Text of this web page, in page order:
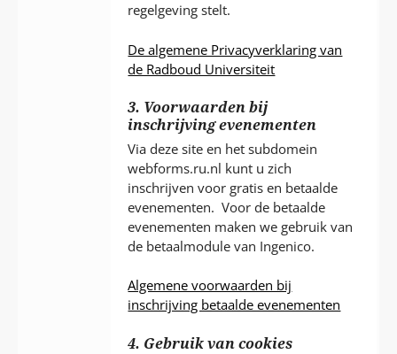
regelgeving stelt.
De algemene Privacyverklaring van
de Radboud Universiteit
3. Voorwaarden bij
inschrijving evenementen
Via deze site en het subdomein
webforms.ru.nl kunt u zich
inschrijven voor gratis en betaalde
evenementen. Voor de betaalde
evenementen maken we gebruik van
de betaalmodule van Ingenico.
Algemene voorwaarden bij
inschrijving betaalde evenementen
4. Gebruik van cookies